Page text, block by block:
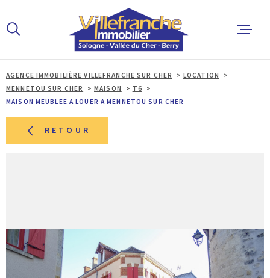
menu
contenu
ACCUEIL
L'AGENCE
AGENCE IMMOBILIÈRE VILLEFRANCHE SUR CHER
LOCATION
MENNETOU SUR CHER
MAISON
T6
MAISON MEUBLEE A LOUER A MENNETOU SUR CHER
RETOUR